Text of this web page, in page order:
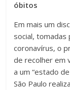
óbitos
Em mais um
social, tomadas
coronavírus, o
de recolher em
a um “estado
São Paulo